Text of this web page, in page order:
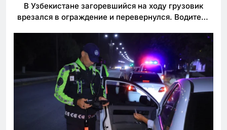
В Узбекистане загоревшийся на ходу грузовик
врезался в ограждение и перевернулся. Водитель